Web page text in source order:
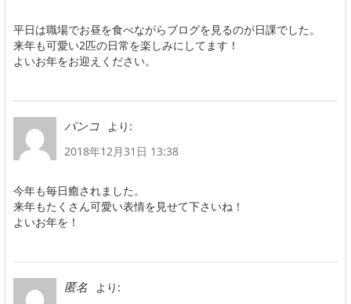
平日は職場でお昼を食べながらブログを見るのが日課でした。
来年も可愛い2匹の日常を楽しみにしてます！
よいお年をお迎えください。
パンコ
より:
2018年12月31日 13:38
今年も毎日癒されました。
来年もたくさん可愛い表情を見せて下さいね！
よいお年を！
匿名
より: